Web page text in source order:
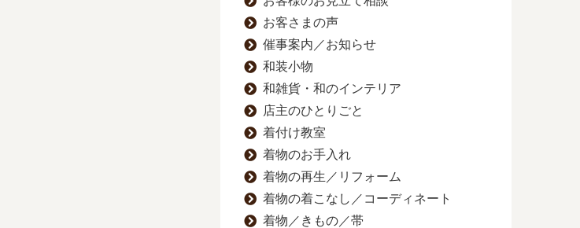
お客さまの声
催事案内／お知らせ
和装小物
和雑貨・和のインテリア
店主のひとりごと
着付け教室
着物のお手入れ
着物の再生／リフォーム
着物の着こなし／コーディネート
着物／きもの／帯